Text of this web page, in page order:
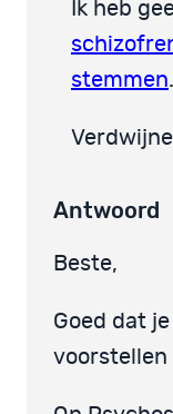
Ik heb
stemmen.
Antwoord
Beste,
Goed dat
voorstellen